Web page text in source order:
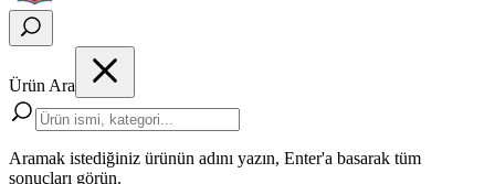
Ürün Ara
Aramak istediğiniz ürünün adını yazın, Enter'a basarak tüm
sonuçları görün.